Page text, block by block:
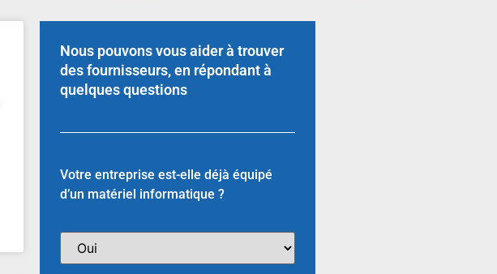
Nous pouvons vous aider à trouver
des fournisseurs, en répondant à
quelques questions
Votre entreprise est-elle déjà équipé
d’un matériel informatique ?